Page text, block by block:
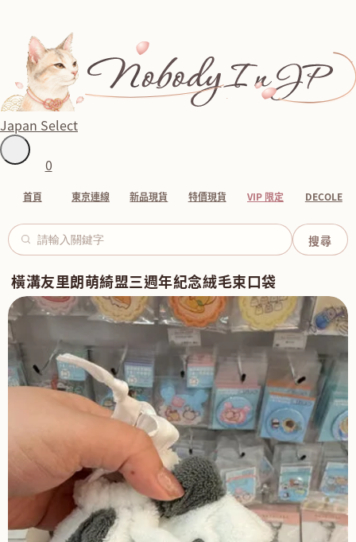
Japan Select
0
首頁 東京連線 新品現貨 特價現貨 VIP 限定 DECOLE
橫溝友里朗萌綺盟三週年紀念絨毛束口袋